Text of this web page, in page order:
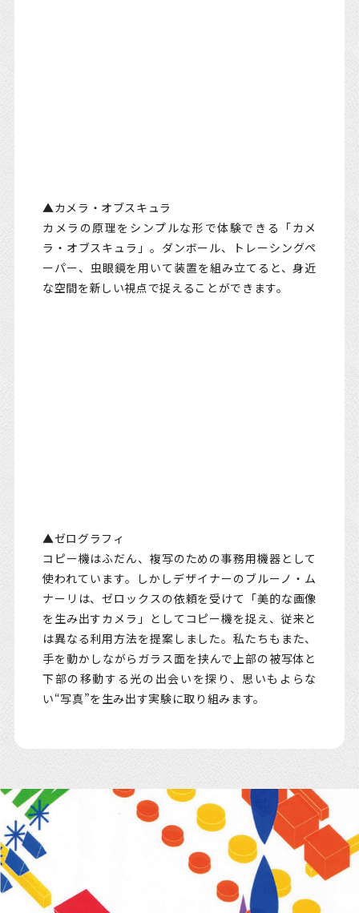
▲カメラ・オブスキュラ
カメラの原理をシンプルな形で体験できる「カメ
ラ・オブスキュラ」。ダンボール、トレーシングペ
ーパー、虫眼鏡を用いて装置を組み立てると、身近
な空間を新しい視点で捉えることができます。
▲ゼログラフィ
コピー機はふだん、複写のための事務用機器として
使われています。しかしデザイナーのブルーノ・ム
ナーリは、ゼロックスの依頼を受けて「美的な画像
を生み出すカメラ」としてコピー機を捉え、従来と
は異なる利用方法を提案しました。私たちもまた、
手を動かしながらガラス面を挟んで上部の被写体と
下部の移動する光の出会いを探り、思いもよらな
い“写真”を生み出す実験に取り組みます。